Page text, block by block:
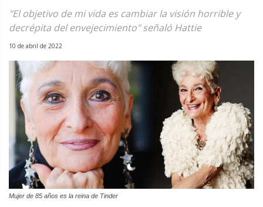
"El objetivo de mi vida es cambiar la visión horrible y
decrépita del envejecimiento" señaló Hattie
10 de abril de 2022
Mujer de 85 años es la reina de Tinder